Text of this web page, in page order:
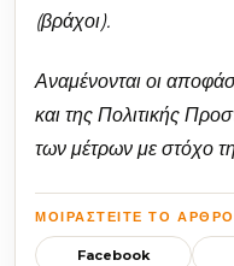
(βράχοι).
Αναμένονται οι
και της Πολιτικής
των μέτρων με στόχο
ΜΟΙΡΑΣΤΕΊΤΕ ΤΟ ΆΡΘΡΟ
Facebook